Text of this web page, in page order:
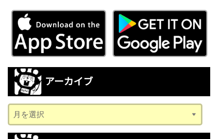
アーカイブ
ー
カ